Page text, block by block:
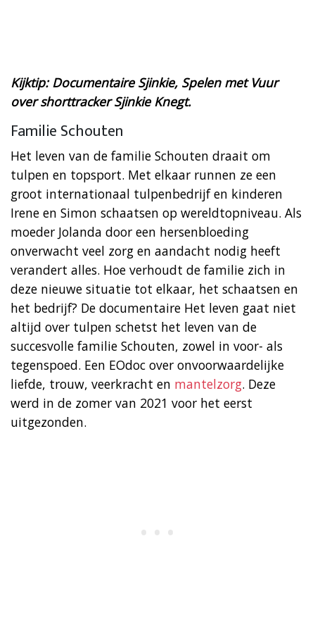
Kijktip: Documentaire Sjinkie, Spelen met Vuur
over shorttracker Sjinkie Knegt.
Familie Schouten
Het leven van de familie Schouten draait om
tulpen en topsport. Met elkaar runnen ze een
groot internationaal tulpenbedrijf en kinderen
Irene en Simon schaatsen op wereldtopniveau. Als
moeder Jolanda door een hersenbloeding
onverwacht veel zorg en aandacht nodig heeft
verandert alles. Hoe verhoudt de familie zich in
deze nieuwe situatie tot elkaar, het schaatsen en
het bedrijf? De documentaire Het leven gaat niet
altijd over tulpen schetst het leven van de
succesvolle familie Schouten, zowel in voor- als
tegenspoed. Een EOdoc over onvoorwaardelijke
liefde, trouw, veerkracht en mantelzorg. Deze
werd in de zomer van 2021 voor het eerst
uitgezonden.